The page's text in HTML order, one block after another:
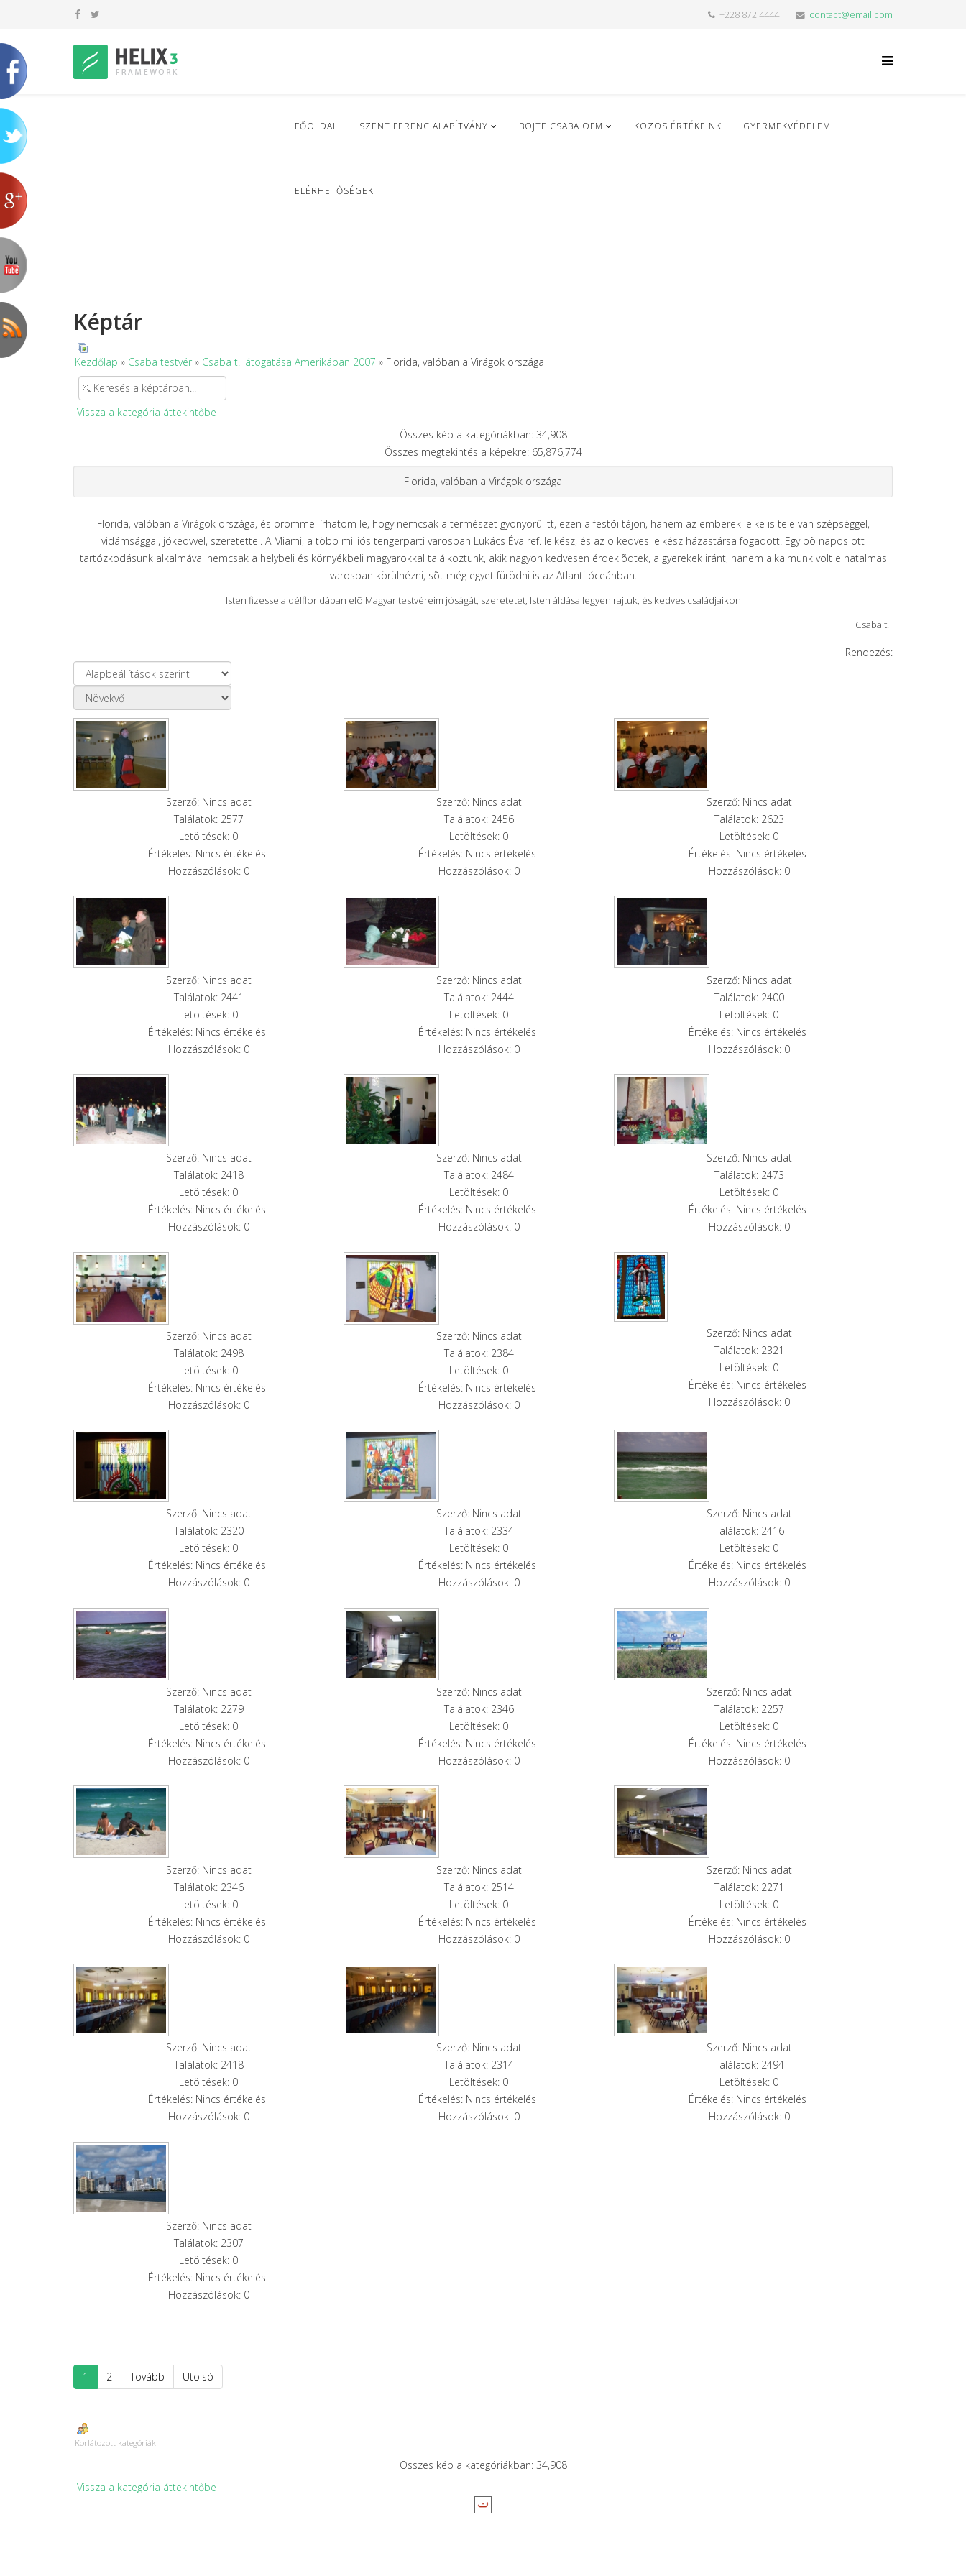
+228 872 4444 contact@email.com
FŐOLDAL SZENT FERENC ALAPÍTVÁNY BÖJTE CSABA OFM KÖZÖS ÉRTÉKEINK GYERMEKVÉDELEM
ELÉRHETŐSÉGEK
Képtár
Kezdőlap » Csaba testvér » Csaba t. látogatása Amerikában 2007 » Florida, valóban a Virágok országa
Vissza a kategória áttekintőbe
Összes kép a kategóriákban: 34,908
Összes megtekintés a képekre: 65,876,774
Florida, valóban a Virágok országa
Florida, valóban a Virágok országa, és örömmel írhatom le, hogy nemcsak a természet gyönyörû itt, ezen a festõi tájon, hanem az emberek lelke is tele van szépséggel,
vidámsággal, jókedvvel, szeretettel. A Miami, a több milliós tengerparti varosban Lukács Éva ref. lelkész, és az o kedves lelkész házastársa fogadott. Egy bõ napos ott
tartózkodásunk alkalmával nemcsak a helybeli és környékbeli magyarokkal találkoztunk, akik nagyon kedvesen érdeklõdtek, a gyerekek iránt, hanem alkalmunk volt e hatalmas
varosban körülnézni, sõt még egyet fürödni is az Atlanti óceánban.
Isten fizesse a délfloridában elõ Magyar testvéreim jóságát, szeretetet, Isten áldása legyen rajtuk, és kedves családjaikon
Csaba t.
Rendezés:
Szerző: Nincs adat
Találatok: 2577
Letöltések: 0
Értékelés: Nincs értékelés
Hozzászólások: 0
Szerző: Nincs adat
Találatok: 2456
Letöltések: 0
Értékelés: Nincs értékelés
Hozzászólások: 0
Szerző: Nincs adat
Találatok: 2623
Letöltések: 0
Értékelés: Nincs értékelés
Hozzászólások: 0
Szerző: Nincs adat
Találatok: 2441
Letöltések: 0
Értékelés: Nincs értékelés
Hozzászólások: 0
Szerző: Nincs adat
Találatok: 2444
Letöltések: 0
Értékelés: Nincs értékelés
Hozzászólások: 0
Szerző: Nincs adat
Találatok: 2400
Letöltések: 0
Értékelés: Nincs értékelés
Hozzászólások: 0
Szerző: Nincs adat
Találatok: 2418
Letöltések: 0
Értékelés: Nincs értékelés
Hozzászólások: 0
Szerző: Nincs adat
Találatok: 2484
Letöltések: 0
Értékelés: Nincs értékelés
Hozzászólások: 0
Szerző: Nincs adat
Találatok: 2473
Letöltések: 0
Értékelés: Nincs értékelés
Hozzászólások: 0
Szerző: Nincs adat
Találatok: 2498
Letöltések: 0
Értékelés: Nincs értékelés
Hozzászólások: 0
Szerző: Nincs adat
Találatok: 2384
Letöltések: 0
Értékelés: Nincs értékelés
Hozzászólások: 0
Szerző: Nincs adat
Találatok: 2321
Letöltések: 0
Értékelés: Nincs értékelés
Hozzászólások: 0
Szerző: Nincs adat
Találatok: 2320
Letöltések: 0
Értékelés: Nincs értékelés
Hozzászólások: 0
Szerző: Nincs adat
Találatok: 2334
Letöltések: 0
Értékelés: Nincs értékelés
Hozzászólások: 0
Szerző: Nincs adat
Találatok: 2416
Letöltések: 0
Értékelés: Nincs értékelés
Hozzászólások: 0
Szerző: Nincs adat
Találatok: 2279
Letöltések: 0
Értékelés: Nincs értékelés
Hozzászólások: 0
Szerző: Nincs adat
Találatok: 2346
Letöltések: 0
Értékelés: Nincs értékelés
Hozzászólások: 0
Szerző: Nincs adat
Találatok: 2257
Letöltések: 0
Értékelés: Nincs értékelés
Hozzászólások: 0
Szerző: Nincs adat
Találatok: 2346
Letöltések: 0
Értékelés: Nincs értékelés
Hozzászólások: 0
Szerző: Nincs adat
Találatok: 2514
Letöltések: 0
Értékelés: Nincs értékelés
Hozzászólások: 0
Szerző: Nincs adat
Találatok: 2271
Letöltések: 0
Értékelés: Nincs értékelés
Hozzászólások: 0
Szerző: Nincs adat
Találatok: 2418
Letöltések: 0
Értékelés: Nincs értékelés
Hozzászólások: 0
Szerző: Nincs adat
Találatok: 2314
Letöltések: 0
Értékelés: Nincs értékelés
Hozzászólások: 0
Szerző: Nincs adat
Találatok: 2494
Letöltések: 0
Értékelés: Nincs értékelés
Hozzászólások: 0
Szerző: Nincs adat
Találatok: 2307
Letöltések: 0
Értékelés: Nincs értékelés
Hozzászólások: 0
1 2 Tovább Utolsó
Korlátozott kategóriák
Összes kép a kategóriákban: 34,908
Vissza a kategória áttekintőbe